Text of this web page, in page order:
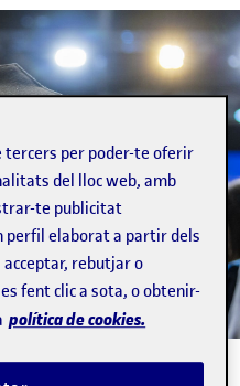
tercers per poder-te oferir
del lloc web, amb
te publicitat
perfil elaborat a partir dels
rebutjar o
fent clic a sota, o obtenir-
política de cookies.